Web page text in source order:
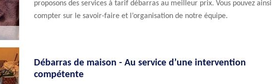
proposons des services à tarif débarras au meilleur prix. Vous pouvez ainsi
compter sur le savoir-faire et l’organisation de notre équipe.
Débarras de maison - Au service d’une intervention
compétente